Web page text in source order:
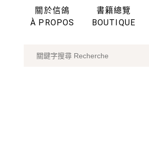
關於信鴿
À PROPOS
書籍總覽
BOUTIQUE